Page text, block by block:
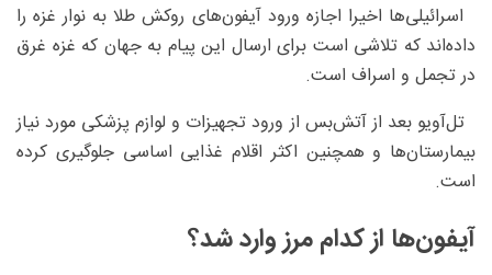
اسرائیلی‌ها اخیرا اجازه ورود آیفون‌های روکش طلا به نوار غزه را
داده‌اند که تلاشی است برای ارسال این پیام به جهان که غزه غرق
در تجمل و اسراف است.
تل‌آویو بعد از آتش‌بس از ورود تجهیزات و لوازم پزشکی مورد نیاز
بیمارستان‌ها و همچنین اکثر اقلام غذایی اساسی جلوگیری کرده
است.
آیفون‌ها از کدام مرز وارد شد؟